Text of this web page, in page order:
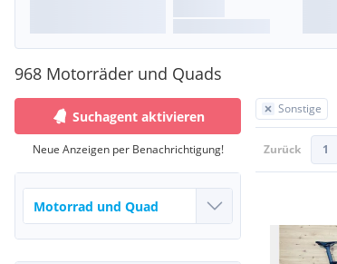
968 Motorräder und Quads
Sonstige
Zurück 1
Suchagent aktivieren
Neue Anzeigen per Benachrichtigung!